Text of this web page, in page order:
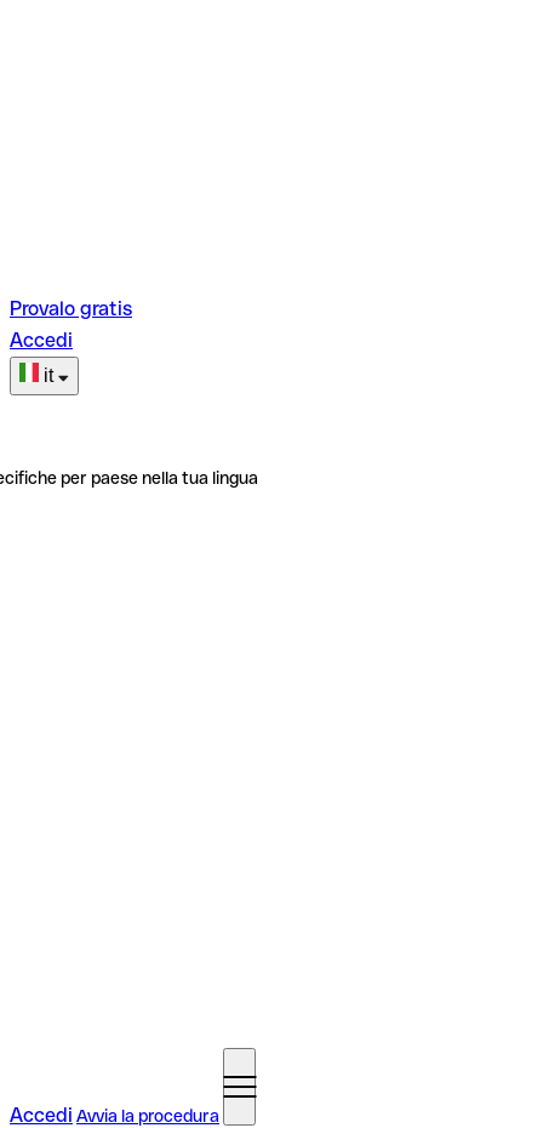
Provalo gratis
Accedi
it
per paese nella tua lingua
Accedi Avvia la procedura